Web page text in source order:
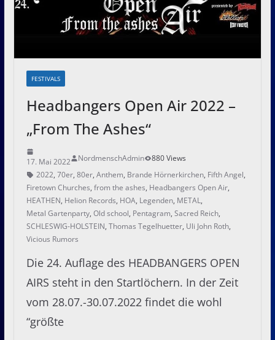
FESTIVALS
Headbangers Open Air 2022 –
„From The Ashes“
17. Mai 2022 NordmenschAdmin
880 Views
2022, 70er, 80er, Anthem, Brande Hörnerkirchen, Fifth Angel,
Firetown Churches, from the ashes, Headbangers Open Air,
HEATHEN, Helion Records, HOA, Legenden, METAL,
Metal Gartenparty, Old school, Pentagram, Sacred Reich,
SCHLESWIG-HOLSTEIN, Thomas Tegelhuetter, Uli John Roth,
Vicious Rumors
Die 24. Auflage des HEADBANGERS OPEN
AIRS steht in den Startlöchern. In der Zeit
vom 28.07.-30.07.2022 findet die wohl
“größte